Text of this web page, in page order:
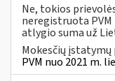
Ne, tokios
neregistruota
atlygio suma už
Mokesčių
PVM nuo 2021 m.